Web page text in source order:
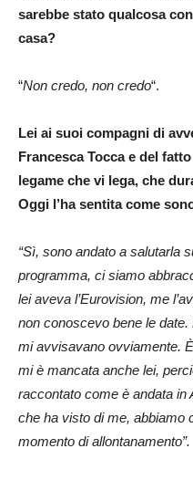
sarebbe stato qualcosa
casa?
“Non credo, non credo“.
Lei ai suoi compagni di
Francesca Tocca e del
legame che vi lega, che
Oggi l’ha sentita come
“Sì, sono andato a salutarla
programma, ci siamo
lei aveva l’Eurovision, me
non conoscevo bene le
mi avvisavano ovviamente.
mi è mancata anche lei,
raccontato come è andata
che ha visto di me, abbiamo
momento di allontanamento”.